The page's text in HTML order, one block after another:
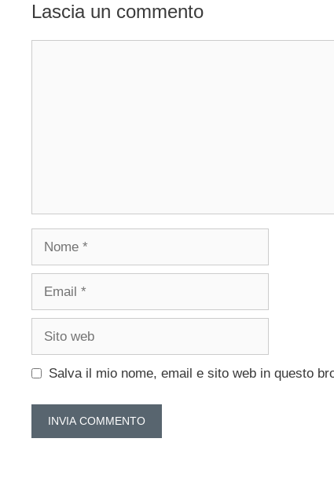
Lascia un commento
Nome
Email
Sito
Salva il mio nome, email e sito web in questo